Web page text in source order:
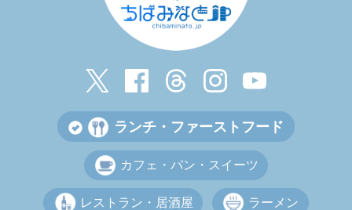
ランチ・ファーストフード
カフェ・パン・スイーツ
レストラン・居酒屋 ラーメン